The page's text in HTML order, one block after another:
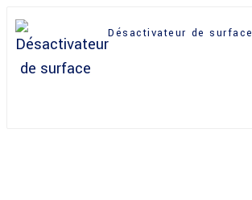
Désactivateur de surface